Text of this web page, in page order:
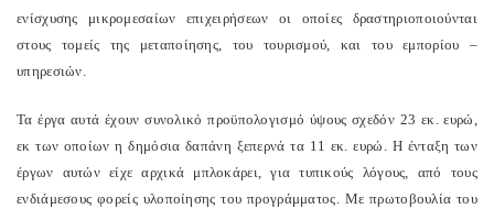
ενίσχυσης μικρομεσαίων επιχειρήσεων οι οποίες δραστηριοποιούνται
στους τομείς της μεταποίησης, του τουρισμού, και του εμπορίου –
υπηρεσιών.
Τα έργα αυτά έχουν συνολικό προϋπολογισμό ύψους σχεδόν 23 εκ. ευρώ,
εκ των οποίων η δημόσια δαπάνη ξεπερνά τα 11 εκ. ευρώ. Η ένταξη των
έργων αυτών είχε αρχικά μπλοκάρει, για τυπικούς λόγους, από τους
ενδιάμεσους φορείς υλοποίησης του προγράμματος. Με πρωτοβουλία του